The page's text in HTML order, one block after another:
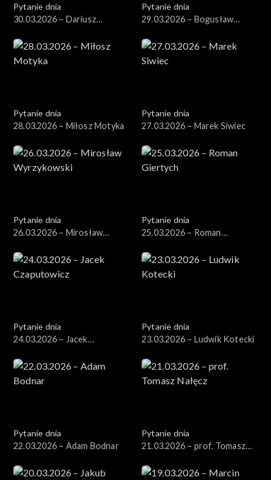
Pytanie dnia
30.03.2026 – Dariusz
Pytanie dnia
29.03.2026 – Bogusław
Pytanie dnia
28.03.2026 – Miłosz Motyka
Pytanie dnia
27.03.2026 – Marek Siwiec
Pytanie dnia
26.03.2026 – Mirosław
Pytanie dnia
25.03.2026 – Roman
Pytanie dnia
24.03.2026 – Jacek
Pytanie dnia
23.03.2026 – Ludwik Kotecki
Pytanie dnia
22.03.2026 – Adam Bodnar
Pytanie dnia
21.03.2026 – prof. Tomasz